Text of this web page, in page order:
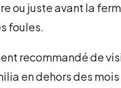
ou juste avant la
foules.
recommandé de
en dehors des